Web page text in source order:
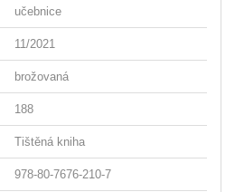
učebnice
11/2021
brožovaná
188
Tištěná kniha
978-80-7676-210-7